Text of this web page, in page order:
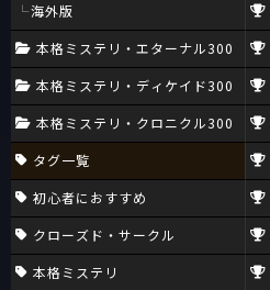
海外版
本格ミステリ・エターナル300
本格ミステリ・ディケイド300
本格ミステリ・クロニクル300
タグ一覧
初心者におすすめ
クローズド・サークル
本格ミステリ